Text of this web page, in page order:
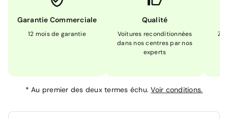
Garantie Commerciale
12 mois de garantie
Qualité
Voitures reconditionnées
dans nos centres par nos
experts
*Au premier des deux termes échu.Voir conditions.